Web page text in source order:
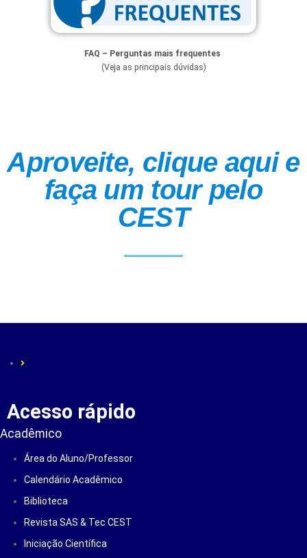
FAQ – Perguntas mais frequentes
(Veja as principais dúvidas)
Aproveite, clique aqui e
faça um tour pelo
CEST
Acesso rápido
Acadêmico
Área do Aluno/Professor
Calendário Acadêmico
Biblioteca
Revista SAS & Tec CEST
Iniciação Científica